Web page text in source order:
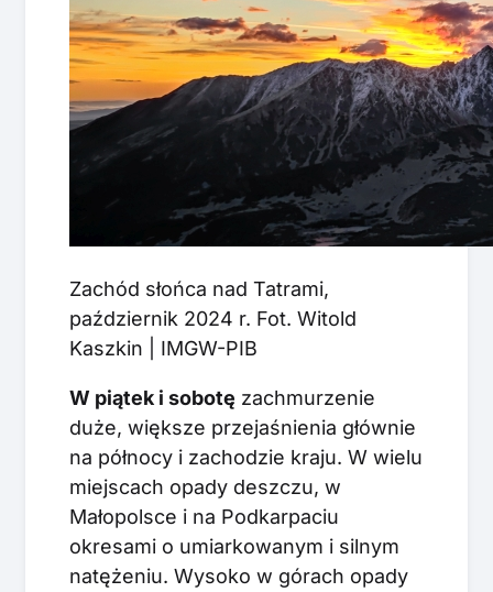
Zachód słońca nad Tatrami,
październik 2024 r. Fot. Witold
Kaszkin | IMGW-PIB
W piątek i sobotę zachmurzenie
duże, większe przejaśnienia głównie
na północy i zachodzie kraju. W wielu
miejscach opady deszczu, w
Małopolsce i na Podkarpaciu
okresami o umiarkowanym i silnym
natężeniu. Wysoko w górach opady